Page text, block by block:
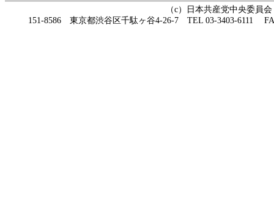
（c）日本共産党中央委員会
151-8586 東京都渋谷区千駄ヶ谷4-26-7 TEL 03-3403-6111